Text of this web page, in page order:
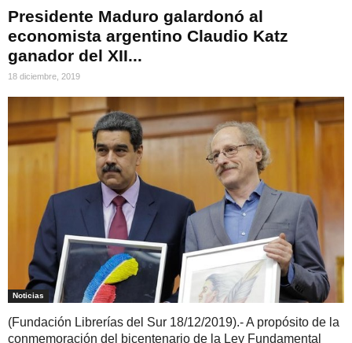
Presidente Maduro galardonó al
economista argentino Claudio Katz
ganador del XII...
18 diciembre, 2019
Noticias
(Fundación Librerías del Sur 18/12/2019).- A propósito de la
conmemoración del bicentenario de la Ley Fundamental